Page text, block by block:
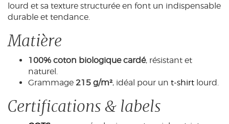
lourd et sa texture structurée en font un indispensable
durable et tendance.
Matière
100% coton biologique cardé, résistant et
naturel.
Grammage 215 g/m², idéal pour un t-shirt lourd.
Certifications & labels